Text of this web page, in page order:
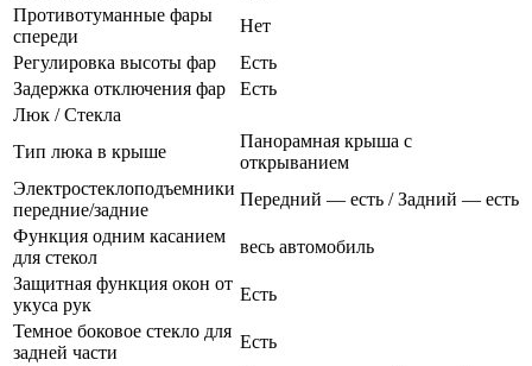
Противотуманные фары
спереди
Нет
Регулировка высоты фар
Есть
Задержка отключения фар
Есть
Люк / Стекла
Тип люка в крыше
Панорамная крыша с
открыванием
Электростеклоподъемники
передние/задние
Передний — есть / Задний — есть
Функция одним касанием
для стекол
весь автомобиль
Защитная функция окон от
укуса рук
Есть
Темное боковое стекло для
задней части
Есть